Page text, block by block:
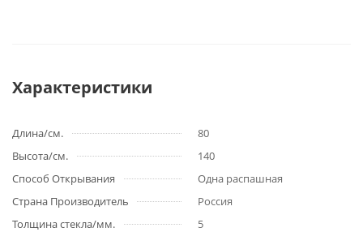
Характеристики
Длина/см.
80
Высота/см.
140
Способ Открывания
Одна распашная
Страна Производитель
Россия
Толщина стекла/мм.
5